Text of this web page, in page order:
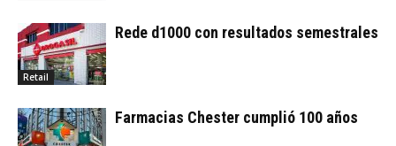
Retail
Rede d1000 con resultados semestrales
Farmacias Chester cumplió 100 años